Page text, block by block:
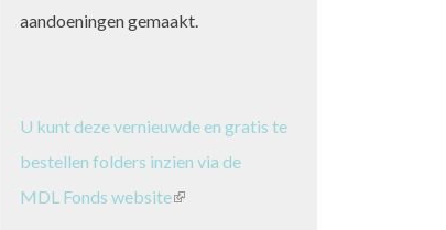
aandoeningen gemaakt.
U kunt deze vernieuwde en gratis te
bestellen folders inzien via de
MDL Fonds website(link